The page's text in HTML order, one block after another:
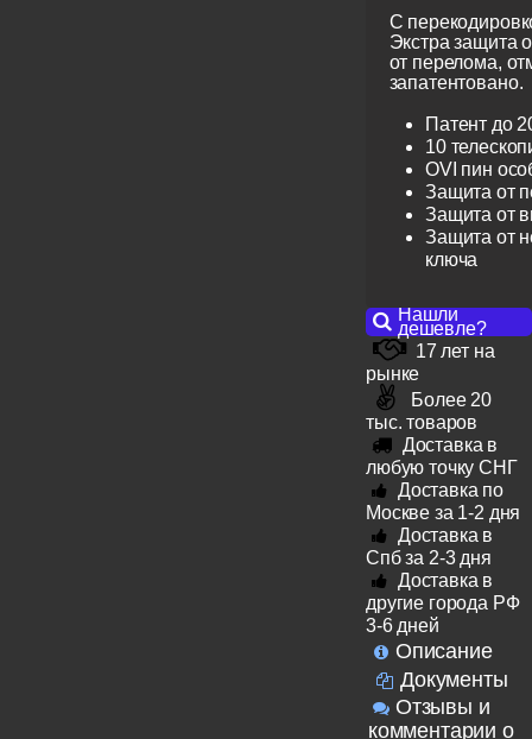
С
Экстра защита
от перелома,
запатентовано.
Патент до
10
OVI пин
Защита от
Защита от
Защита от
ключа
Нашли
дешевле?
17 лет на
рынке
Более 20
тыс. товаров
Доставка в
любую точку СНГ
Доставка по
Москве за 1-2 дня
Доставка в
Спб за 2-3 дня
Доставка в
другие города РФ
3-6 дней
Описание
Документы
Отзывы и
комментарии о